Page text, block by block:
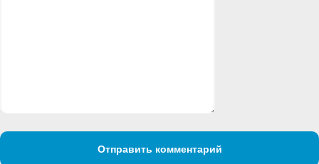
Отправить комментарий